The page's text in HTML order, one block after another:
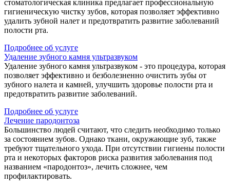
стоматологическая клиника предлагает профессиональную
гигиеническую чистку зубов, которая позволяет эффективно
удалить зубной налет и предотвратить развитие заболеваний
полости рта.
Подробнее об услуге
Удаление зубного камня ультразвуком
Удаление зубного камня ультразвуком - это процедура, которая
позволяет эффективно и безболезненно очистить зубы от
зубного налета и камней, улучшить здоровье полости рта и
предотвратить развитие заболеваний.
Подробнее об услуге
Лечение пародонтоза
Большинство людей считают, что следить необходимо только
за состоянием зубов. Однако ткани, окружающие зуб, также
требуют тщательного ухода. При отсутствии гигиены полости
рта и некоторых факторов риска развития заболевания под
названием «пародонтоз», лечить сложнее, чем
профилактировать.